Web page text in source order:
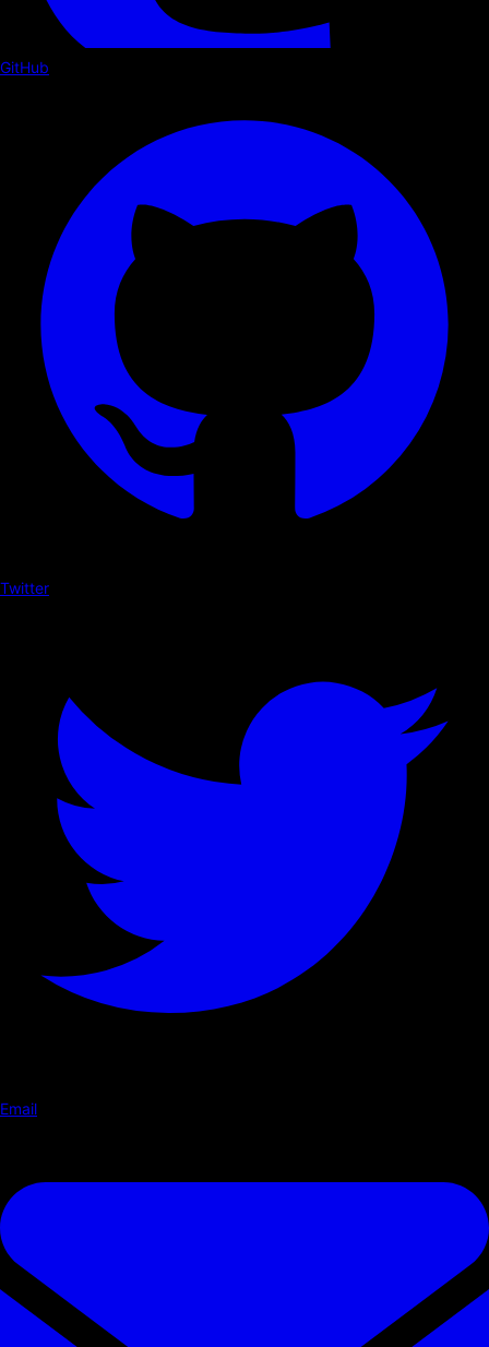
GitHub
Twitter
Email